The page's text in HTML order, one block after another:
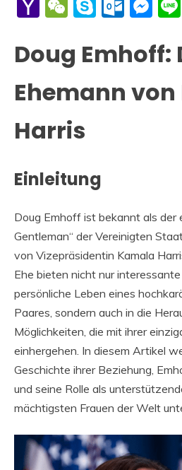
Yahoo
WeChat
Skype
Doug Emhoff:
Ehemann
Harris
Einleitung
Doug Emhoff ist bekannt als der
Gentleman“ der Vereinigten
von Vizepräsidentin Kamala
Ehe bieten nicht nur
persönliche Leben eines
Paares, sondern auch in die
Möglichkeiten, die mit ihrer
einhergehen. In diesem Artikel
Geschichte ihrer Beziehung,
und seine Rolle als
mächtigsten Frauen der Welt